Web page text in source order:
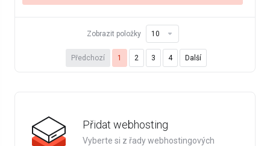
Předchozí 1 2 3 4 Další
Zobrazit položky
Přidat webhosting
Vyberte si z řady webhostingových